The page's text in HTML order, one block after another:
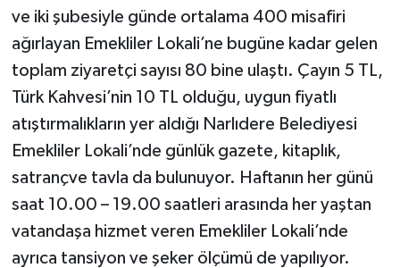
ve iki şubesiyle günde ortalama 400 misafiri
ağırlayan Emekliler Lokali’ne bugüne kadar gelen
toplam ziyaretçi sayısı 80 bine ulaştı. Çayın 5 TL,
Türk Kahvesi’nin 10 TL olduğu, uygun fiyatlı
atıştırmalıkların yer aldığı Narlıdere Belediyesi
Emekliler Lokali’nde günlük gazete, kitaplık,
satrançve tavla da bulunuyor. Haftanın her günü
saat 10.00 – 19.00 saatleri arasında her yaştan
vatandaşa hizmet veren Emekliler Lokali’nde
ayrıca tansiyon ve şeker ölçümü de yapılıyor.